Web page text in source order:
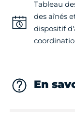
Tableau
des aînés
dispositif
En